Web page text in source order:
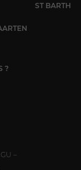
ST BARTH
?
–